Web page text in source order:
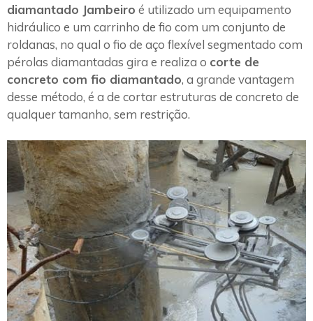
diamantado Jambeiro é utilizado um equipamento
hidráulico e um carrinho de fio com um conjunto de
roldanas, no qual o fio de aço flexível segmentado com
pérolas diamantadas gira e realiza o corte de
concreto com fio diamantado, a grande vantagem
desse método, é a de cortar estruturas de concreto de
qualquer tamanho, sem restrição.